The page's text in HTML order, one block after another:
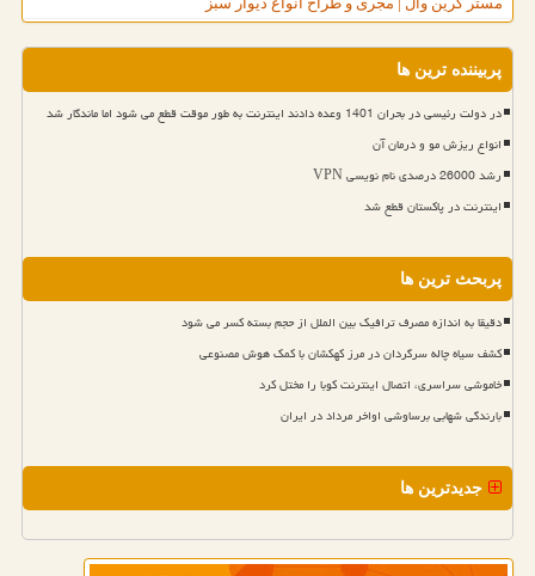
پربیننده ترین ها
در دولت رئیسی در بحران 1401 وعده دادند اینترنت به طور موقت قطع می شود اما ماندگار شد
انواع ریزش مو و درمان آن
رشد 26000 درصدی نام نویسی VPN
اینترنت در پاکستان قطع شد
پربحث ترین ها
دقیقا به اندازه مصرف ترافیک بین الملل از حجم بسته کسر می شود
کشف سیاه چاله سرگردان در مرز کهکشان با کمک هوش مصنوعی
خاموشی سراسری، اتصال اینترنت کوبا را مختل کرد
بارندگی شهابی برساوشی اواخر مرداد در ایران
جدیدترین ها